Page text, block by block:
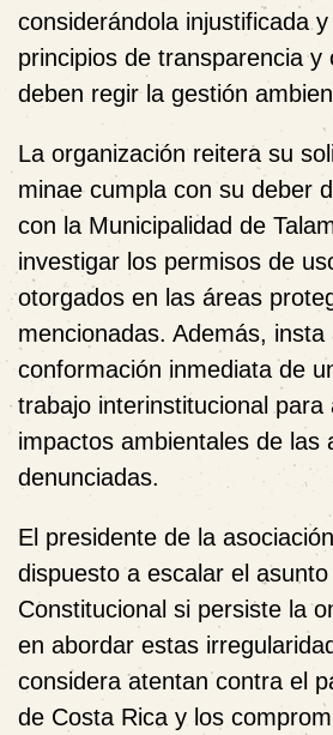
considerándola injustificada
principios de transparencia y
deben regir la gestión
La organización reitera su
minae cumpla con su deber
con la Municipalidad de
investigar los permisos de
otorgados en las áreas
mencionadas. Además, insta
conformación inmediata de
trabajo interinstitucional para
impactos ambientales de las
denunciadas.
El presidente de la
dispuesto a escalar el
Constitucional si persiste la
en abordar estas
considera atentan contra el
de Costa Rica y los